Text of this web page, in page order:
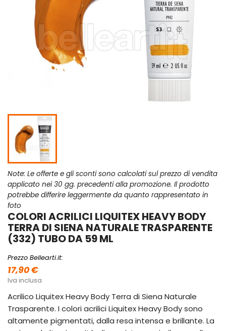
Note: Le offerte e gli sconti sono calcolati sul prezzo di vendita
applicato nei 30 gg. precedenti alla promozione. Il prodotto
potrebbe differire leggermente da quanto rappresentato in
foto
COLORI ACRILICI LIQUITEX HEAVY BODY
TERRA DI SIENA NATURALE TRASPARENTE
(332) TUBO DA 59 ML
Prezzo Bellearti.it:
17,90 €
Iva inclusa
Acrilico Liquitex Heavy Body Terra di Siena Naturale
Trasparente. I colori acrilici Liquitex Heavy Body sono
altamente pigmentati, dalla resa intensa e brillante. La